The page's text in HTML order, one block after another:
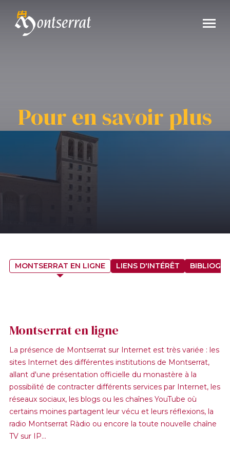
Pour en savoir plus
MONTSERRAT EN LIGNE LIENS D'INTÉRÊT
Montserrat en ligne
La présence de Montserrat sur Internet est très variée : les
sites Internet des différentes institutions de Montserrat,
allant d'une présentation officielle du monastère à la
possibilité de contracter différents services par Internet, les
réseaux sociaux, les blogs ou les chaînes YouTube où
certains moines partagent leur vécu et leurs réflexions, la
radio Montserrat Ràdio ou encore la toute nouvelle chaîne
TV sur IP...